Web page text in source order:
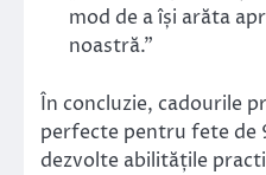
mod de a își arăta
noastră.”
În concluzie, cadourile
perfecte pentru fete de
dezvolte abilitățile